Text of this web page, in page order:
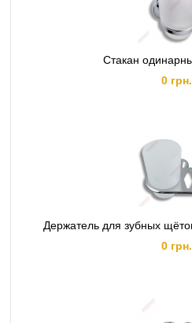
Стакан
0 грн.
Держатель для зубных
0 грн.